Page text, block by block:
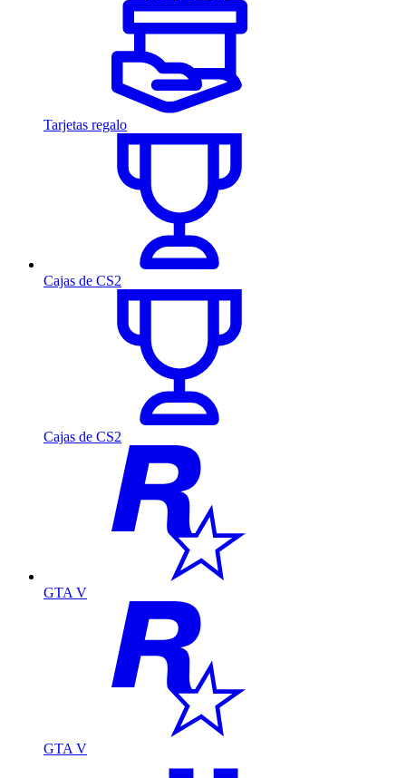
Tarjetas regalo
Cajas de CS2
Cajas de CS2
GTA V
GTA V